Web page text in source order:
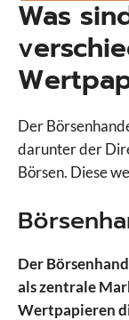
Was
Der
darunter der
Börsen. Diese
Der
als zentrale
Wertpapieren